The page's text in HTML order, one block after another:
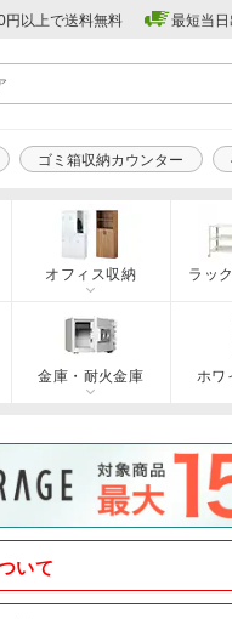
円以上で送料無料 最短当
ゴミ箱収納カウンター
オフィス収納 ラッ
金庫・耐火金庫 ホワ
いて